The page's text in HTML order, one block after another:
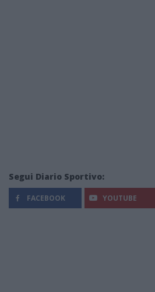
Segui Diario Sportivo:
FACEBOOK YOUTUBE